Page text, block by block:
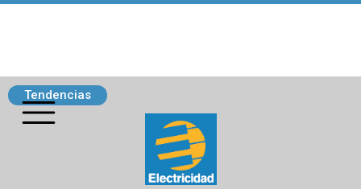
Tendencias